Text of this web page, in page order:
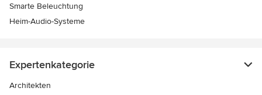
Smarte Beleuchtung
Heim-Audio-Systeme
Expertenkategorie
Architekten